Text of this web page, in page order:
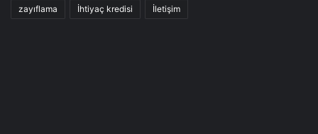
zayıflama İhtiyaç kredisi İletişim